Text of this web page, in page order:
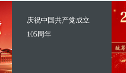
庆祝中国共产党成立
105周年